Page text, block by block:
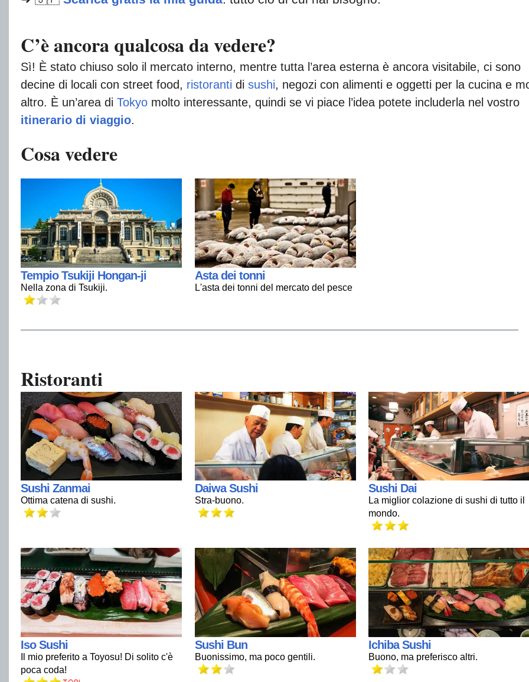
C’è ancora qualcosa da vedere?
Sì! È stato chiuso solo il mercato interno, mentre tutta l’area esterna è ancora visitabile, ci sono
decine di locali con street food, ristoranti di sushi, negozi con alimenti e oggetti per la cucina e
altro. È un’area di Tokyo molto interessante, quindi se vi piace l’idea potete includerla nel vostro
itinerario di viaggio.
Cosa vedere
Tempio Tsukiji Hongan-ji
Nella zona di Tsukiji.
Asta dei tonni
L'asta dei tonni del mercato del pesce
Ristoranti
Sushi Zanmai
Ottima catena di sushi.
Daiwa Sushi
Stra-buono.
Sushi Dai
La miglior colazione di sushi di tutto il
mondo.
Iso Sushi
Il mio preferito a Toyosu! Di solito c'è
poca coda!
Sushi Bun
Buonissimo, ma poco gentili.
Ichiba Sushi
Buono, ma preferisco altri.